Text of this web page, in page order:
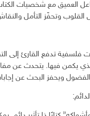
العميق مع شخصيات
وتحفّز التأمل
فلسفية تدفع القارئ إلى
يكمن فيها. يتحدث عن
ويحفز البحث عن